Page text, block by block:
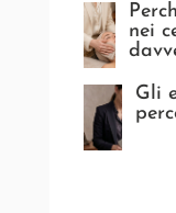
nei
Gli